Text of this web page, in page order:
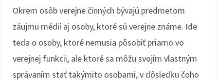
Okrem osôb verejne činných bývajú predmetom
záujmu médií aj osoby, ktoré sú verejne známe. Ide
teda o osoby, ktoré nemusia pôsobiť priamo vo
verejnej funkcii, ale ktoré sa môžu svojím vlastným
správaním stať takýmito osobami, v dôsledku čoho